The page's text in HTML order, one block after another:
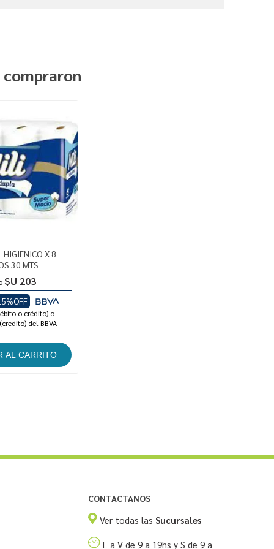
HIGIENICO X 8
30 MTS
$U 203
o crédito) o
del BBVA
CONTACTANOS
Ver todas las Sucursales
L a V de 9 a 19hs y S de 9 a